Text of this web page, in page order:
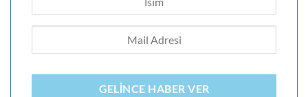
GELINCE HABER VER